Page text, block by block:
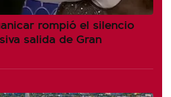
rompió el silencio
salida de Gran